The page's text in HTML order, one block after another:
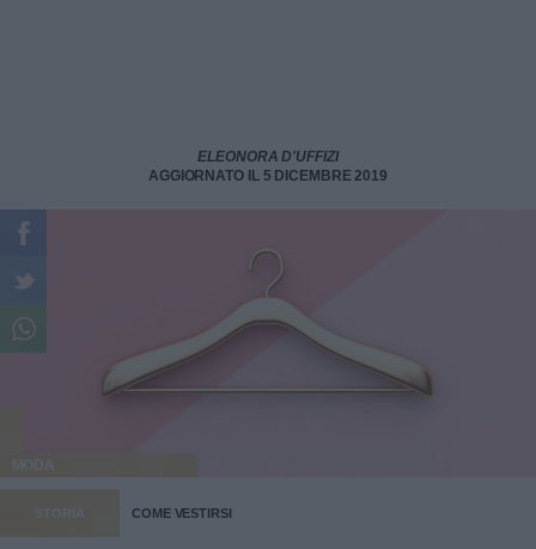
ELEONORA D'UFFIZI
AGGIORNATO IL 5 DICEMBRE 2019
MODA
STORIA COME VESTIRSI